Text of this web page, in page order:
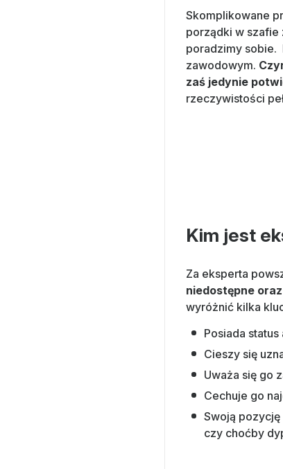
Skomplikowane
porządki w szafie
poradzimy sobie.
zawodowym.
zaś jedynie
rzeczywistości
Kim jest
Za eksperta
niedostępne
wyróżnić kilka
Posiada
Cieszy się
Uważa się go
Cechuje go
Swoją
czy choćby